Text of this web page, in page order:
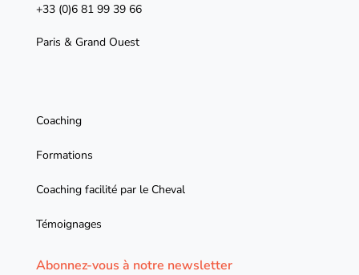
+33 (0)6 81 99 39 66
Paris & Grand Ouest
Coaching
Formations
Coaching facilité par le Cheval
Témoignages
Abonnez-vous à notre newsletter